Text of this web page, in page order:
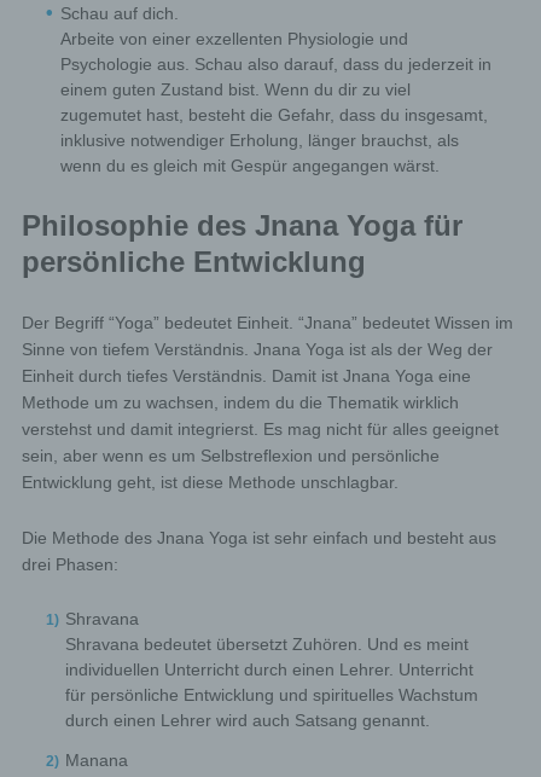
Schau auf dich.
Arbeite von einer exzellenten Physiologie und
Psychologie aus. Schau also darauf, dass du jederzeit in
einem guten Zustand bist. Wenn du dir zu viel
zugemutet hast, besteht die Gefahr, dass du insgesamt,
inklusive notwendiger Erholung, länger brauchst, als
wenn du es gleich mit Gespür angegangen wärst.
Philosophie des Jnana Yoga für
persönliche Entwicklung
Der Begriff “Yoga” bedeutet Einheit. “Jnana” bedeutet Wissen im
Sinne von tiefem Verständnis. Jnana Yoga ist als der Weg der
Einheit durch tiefes Verständnis. Damit ist Jnana Yoga eine
Methode um zu wachsen, indem du die Thematik wirklich
verstehst und damit integrierst. Es mag nicht für alles geeignet
sein, aber wenn es um Selbstreflexion und persönliche
Entwicklung geht, ist diese Methode unschlagbar.
Die Methode des Jnana Yoga ist sehr einfach und besteht aus
drei Phasen:
Shravana
Shravana bedeutet übersetzt Zuhören. Und es meint
individuellen Unterricht durch einen Lehrer. Unterricht
für persönliche Entwicklung und spirituelles Wachstum
durch einen Lehrer wird auch Satsang genannt.
Manana
European legislator to obtain from the controller the
confirmation as to whether or not personal data
concerning him or her are being processed. If a data
subject wishes to avail himself of this right of
confirmation, he or she may, at any time, contact any
employee of the controller.
b) Right of access
Each data subject shall have the right granted by the
European legislator to obtain from the controller free
information about his or her personal data stored at any
subject access to the following information:
the categories of personal data concerned;
the recipients or categories of recipients to whom the
personal data have been or will be disclosed, in
particular recipients in third countries or international
where possible, the envisaged period for which the
personal data will be stored, or, if not possible, the
criteria used to determine that period;
the existence of the right to request from the controller
rectification or erasure of personal data, or restriction of
processing of personal data concerning the data subject,
or to object to such processing;
the existence of the right to lodge a complaint with a
supervisory authority;
where the personal data are not collected from the data